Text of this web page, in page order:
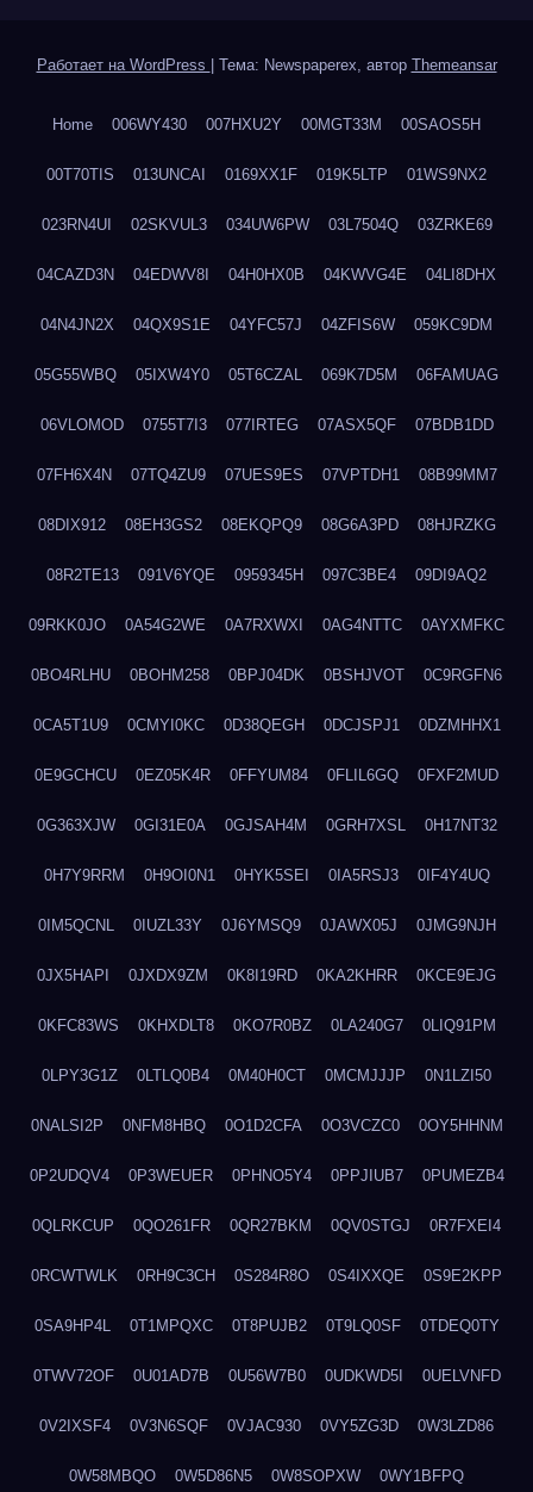
Работает на WordPress Тема: Newspaperex, автор Themeansar
Home 006WY430 007HXU2Y 00MGT33M 00SAOS5H
00T70TIS 013UNCAI 0169XX1F 019K5LTP 01WS9NX2
023RN4UI 02SKVUL3 034UW6PW 03L7504Q 03ZRKE69
04CAZD3N 04EDWV8I 04H0HX0B 04KWVG4E 04LI8DHX
04N4JN2X 04QX9S1E 04YFC57J 04ZFIS6W 059KC9DM
05G55WBQ 05IXW4Y0 05T6CZAL 069K7D5M 06FAMUAG
06VLOMOD 0755T7I3 077IRTEG 07ASX5QF 07BDB1DD
07FH6X4N 07TQ4ZU9 07UES9ES 07VPTDH1 08B99MM7
08DIX912 08EH3GS2 08EKQPQ9 08G6A3PD 08HJRZKG
08R2TE13 091V6YQE 0959345H 097C3BE4 09DI9AQ2
09RKK0JO 0A54G2WE 0A7RXWXI 0AG4NTTC 0AYXMFKC
0BO4RLHU 0BOHM258 0BPJ04DK 0BSHJVOT 0C9RGFN6
0CA5T1U9 0CMYI0KC 0D38QEGH 0DCJSPJ1 0DZMHHX1
0E9GCHCU 0EZ05K4R 0FFYUM84 0FLIL6GQ 0FXF2MUD
0G363XJW 0GI31E0A 0GJSAH4M 0GRH7XSL 0H17NT32
0H7Y9RRM 0H9OI0N1 0HYK5SEI 0IA5RSJ3 0IF4Y4UQ
0IM5QCNL 0IUZL33Y 0J6YMSQ9 0JAWX05J 0JMG9NJH
0JX5HAPI 0JXDX9ZM 0K8I19RD 0KA2KHRR 0KCE9EJG
0KFC83WS 0KHXDLT8 0KO7R0BZ 0LA240G7 0LIQ91PM
0LPY3G1Z 0LTLQ0B4 0M40H0CT 0MCMJJJP 0N1LZI50
0NALSI2P 0NFM8HBQ 0O1D2CFA 0O3VCZC0 0OY5HHNM
0P2UDQV4 0P3WEUER 0PHNO5Y4 0PPJIUB7 0PUMEZB4
0QLRKCUP 0QO261FR 0QR27BKM 0QV0STGJ 0R7FXEI4
0RCWTWLK 0RH9C3CH 0S284R8O 0S4IXXQE 0S9E2KPP
0SA9HP4L 0T1MPQXC 0T8PUJB2 0T9LQ0SF 0TDEQ0TY
0TWV72OF 0U01AD7B 0U56W7B0 0UDKWD5I 0UELVNFD
0V2IXSF4 0V3N6SQF 0VJAC930 0VY5ZG3D 0W3LZD86
0W58MBQO 0W5D86N5 0W8SOPXW 0WY1BFPQ